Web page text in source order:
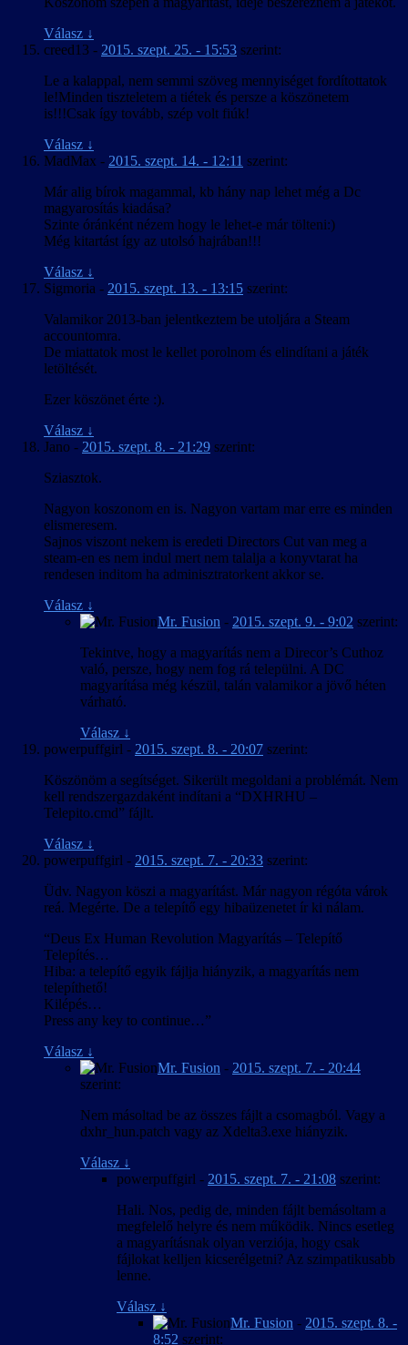
Válasz ↓
creed13 - 2015. szept. 25. - 15:53 szerint:
Le a kalappal, nem semmi szöveg mennyiséget fordítottatok
le!Minden tiszteletem a tiétek és persze a köszönetem
is!!!Csak így tovább, szép volt fiúk!
Válasz ↓
MadMax - 2015. szept. 14. - 12:11 szerint:
Már alig bírok magammal, kb hány nap lehet még a Dc
magyarosítás kiadása?
Szinte óránként nézem hogy le lehet-e már tölteni:)
Még kitartást így az utolsó hajrában!!!
Válasz ↓
Sigmoria - 2015. szept. 13. - 13:15 szerint:
Valamikor 2013-ban jelentkeztem be utoljára a Steam
accountomra.
De miattatok most le kellet porolnom és elindítani a játék
letöltését.
Ezer köszönet érte :).
Válasz ↓
Jano - 2015. szept. 8. - 21:29 szerint:
Sziasztok.
Nagyon koszonom en is. Nagyon vartam mar erre es minden
elismeresem.
Sajnos viszont nekem is eredeti Directors Cut van meg a
steam-en es nem indul mert nem talalja a konyvtarat ha
rendesen inditom ha adminisztratorkent akkor se.
Válasz ↓
Mr. Fusion - 2015. szept. 9. - 9:02 szerint:
Tekintve, hogy a magyarítás nem a Direcor’s Cuthoz
való, persze, hogy nem fog rá települni. A DC
magyarítása még készül, talán valamikor a jövő héten
várható.
Válasz ↓
powerpuffgirl - 2015. szept. 8. - 20:07 szerint:
Köszönöm a segítséget. Sikerült megoldani a problémát. Nem
kell rendszergazdaként indítani a “DXHRHU –
Telepito.cmd” fájlt.
Válasz ↓
powerpuffgirl - 2015. szept. 7. - 20:33 szerint:
Üdv. Nagyon köszi a magyarítást. Már nagyon régóta várok
reá. Megérte. De a telepítő egy hibaüzenetet ír ki nálam.
“Deus Ex Human Revolution Magyarítás – Telepítő
Telepítés…
Hiba: a telepítő egyik fájlja hiányzik, a magyarítás nem
telepíthető!
Kilépés…
Press any key to continue…”
Válasz ↓
Mr. Fusion - 2015. szept. 7. - 20:44
szerint:
Nem másoltad be az összes fájlt a csomagból. Vagy a
dxhr_hun.patch vagy az Xdelta3.exe hiányzik.
Válasz ↓
powerpuffgirl - 2015. szept. 7. - 21:08 szerint:
Hali. Nos, pedig de, minden fájlt bemásoltam a
megfelelő helyre és nem működik. Nincs esetleg
a magyarításnak olyan verziója, hogy csak
fájlokat kelljen kicserélgetni? Az szimpatikusabb
lenne.
Válasz ↓
Mr. Fusion - 2015. szept. 8. -
8:52 szerint: